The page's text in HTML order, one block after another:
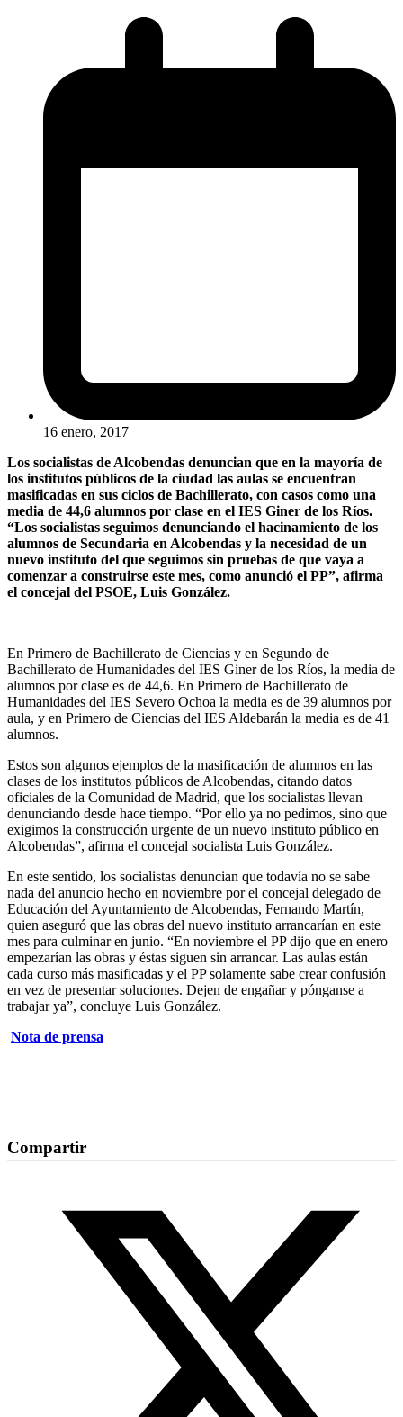
16 enero, 2017
Los socialistas de Alcobendas denuncian que en la mayoría de
los institutos públicos de la ciudad las aulas se encuentran
masificadas en sus ciclos de Bachillerato, con casos como una
media de 44,6 alumnos por clase en el IES Giner de los Ríos.
“Los socialistas seguimos denunciando el hacinamiento de los
alumnos de Secundaria en Alcobendas y la necesidad de un
nuevo instituto del que seguimos sin pruebas de que vaya a
comenzar a construirse este mes, como anunció el PP”, afirma
el concejal del PSOE, Luis González.
En Primero de Bachillerato de Ciencias y en Segundo de
Bachillerato de Humanidades del IES Giner de los Ríos, la media de
alumnos por clase es de 44,6. En Primero de Bachillerato de
Humanidades del IES Severo Ochoa la media es de 39 alumnos por
aula, y en Primero de Ciencias del IES Aldebarán la media es de 41
alumnos.
Estos son algunos ejemplos de la masificación de alumnos en las
clases de los institutos públicos de Alcobendas, citando datos
oficiales de la Comunidad de Madrid, que los socialistas llevan
denunciando desde hace tiempo. “Por ello ya no pedimos, sino que
exigimos la construcción urgente de un nuevo instituto público en
Alcobendas”, afirma el concejal socialista Luis González.
En este sentido, los socialistas denuncian que todavía no se sabe
nada del anuncio hecho en noviembre por el concejal delegado de
Educación del Ayuntamiento de Alcobendas, Fernando Martín,
quien aseguró que las obras del nuevo instituto arrancarían en este
mes para culminar en junio. “En noviembre el PP dijo que en enero
empezarían las obras y éstas siguen sin arrancar. Las aulas están
cada curso más masificadas y el PP solamente sabe crear confusión
en vez de presentar soluciones. Dejen de engañar y pónganse a
trabajar ya”, concluye Luis González.
Nota de prensa
Compartir